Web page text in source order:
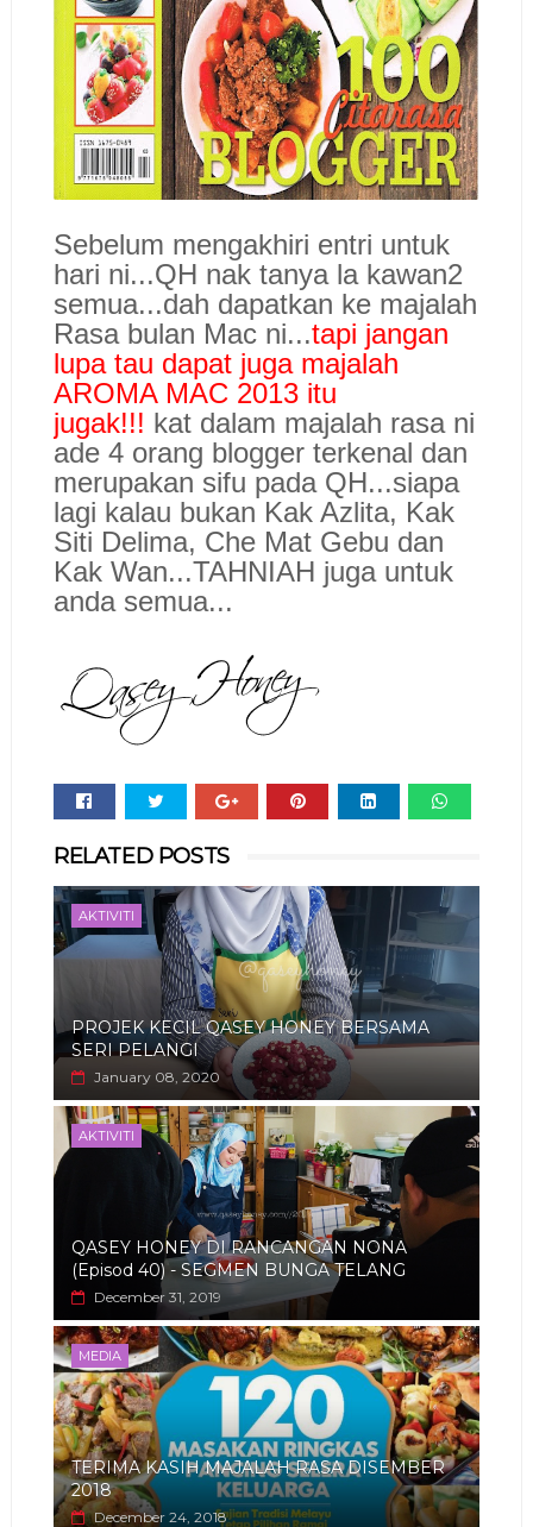
Sebelum mengakhiri entri untuk
hari ni...QH nak tanya la kawan2
semua...dah dapatkan ke majalah
Rasa bulan Mac ni...tapi jangan
lupa tau dapat juga majalah
AROMA MAC 2013 itu
jugak!!! kat dalam majalah rasa ni
ade 4 orang blogger terkenal dan
merupakan sifu pada QH...siapa
lagi kalau bukan Kak Azlita, Kak
Siti Delima, Che Mat Gebu dan
Kak Wan...TAHNIAH juga untuk
anda semua...
RELATED POSTS
AKTIVITI
PROJEK KECIL QASEY HONEY BERSAMA
SERI PELANGI
January 08, 2020
AKTIVITI
QASEY HONEY DI RANCANGAN NONA
(Episod 40) - SEGMEN BUNGA TELANG
December 31, 2019
MEDIA
TERIMA KASIH MAJALAH RASA DISEMBER
2018
December 24, 2018